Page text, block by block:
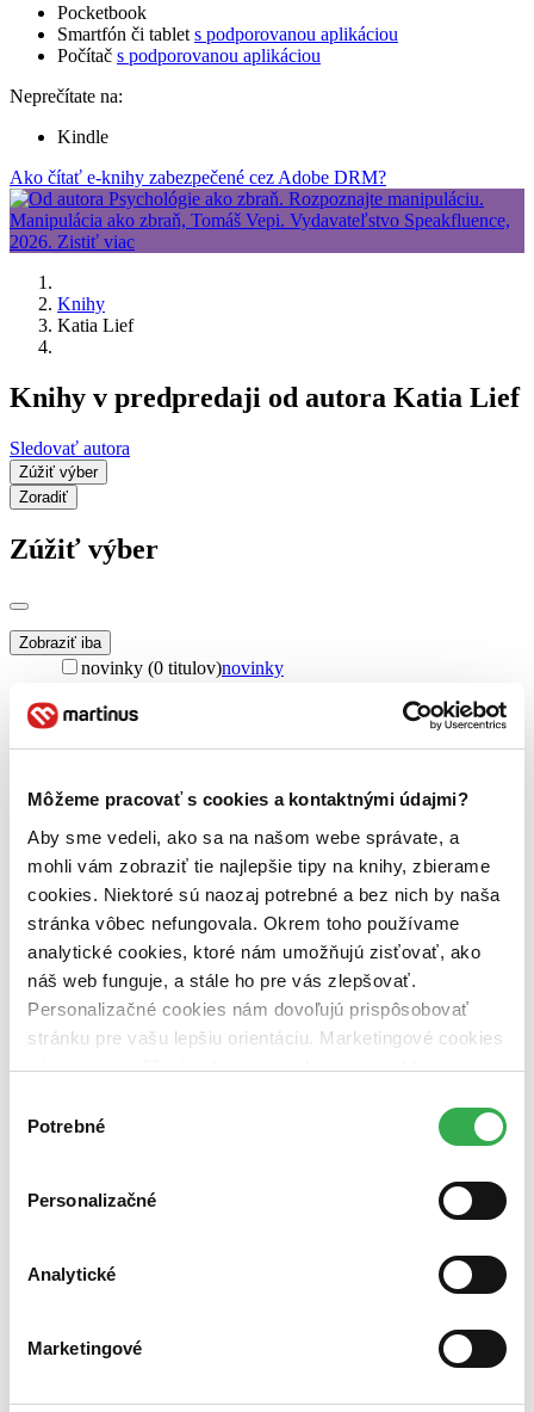
Môžeme pracovať s cookies a kontaktnými údajmi?
Aby sme vedeli, ako sa na našom webe správate, a
mohli vám zobraziť tie najlepšie tipy na knihy, zbierame
cookies. Niektoré sú naozaj potrebné a bez nich by naša
stránka vôbec nefungovala. Okrem toho používame
analytické cookies, ktoré nám umožňujú zisťovať, ako
náš web funguje, a stále ho pre vás zlepšovať.
Personalizačné cookies nám dovoľujú prispôsobovať
stránku pre vašu lepšiu orientáciu. Marketingové cookies
nám zas umožňujú zobrazenie relevantnej reklamy.
nám pomohlo, keby sme mohli používať všetky tieto
súhlasu
Potrebné
Personalizačné
Analytické
Marketingové
Pocketbook
Smartfón či tablet s podporovanou aplikáciou
Počítač s podporovanou aplikáciou
Neprečítate na:
Kindle
Ako čítať e-knihy zabezpečené cez Adobe DRM?
Knihy
Katia Lief
Knihy v predpredaji od autora Katia Lief
Sledovať autora
Zúžiť výber
Zoradiť
Zúžiť výber
Zobraziť iba
novinky (0 titulov)novinky
Dostupnosť
pripravujeme (0 titulov)pripravujeme
dostupná (bez vypredaných) (0 titulov)dostupná (bez
vypredaných)
Nové / čítané
nová (0 titulov)nová
čítaná (0 titulov)čítaná
čítaná - výborný stav
čítaná - mierne opotrebovaná (0 titulov)čítaná - mierne
opotrebovaná
čítané verzie vypredaných kníh (0 titulov)čítané verzie
Bestsellery
Top hodnotené
Najlacnejšie